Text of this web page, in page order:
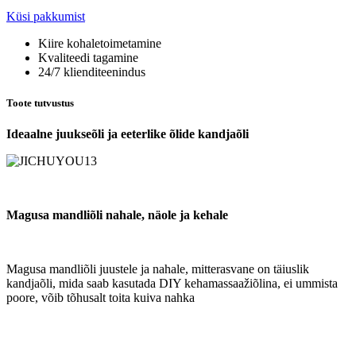
Küsi pakkumist
Kiire kohaletoimetamine
Kvaliteedi tagamine
24/7 klienditeenindus
Toote tutvustus
Ideaalne juukseõli ja eeterlike õlide kandjaõli
Magusa mandliõli nahale, näole ja kehale
Magusa mandliõli juustele ja nahale, mitterasvane on täiuslik
kandjaõli, mida saab kasutada DIY kehamassaažiõlina, ei ummista
poore, võib tõhusalt toita kuiva nahka